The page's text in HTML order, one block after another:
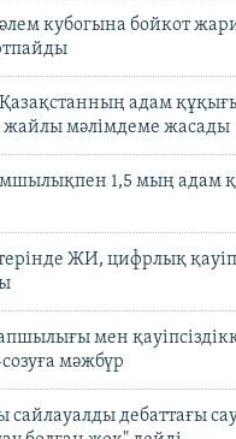
кубогына бойкот
адам
мәлімдеме жасады
1,5 мың адам
ЖИ, цифрлық
мен
мәжбүр
сайлауалды дебаттағы